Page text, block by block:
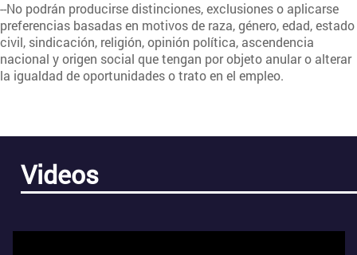
--No podrán producirse distinciones, exclusiones o aplicarse
preferencias basadas en motivos de raza, género, edad, estado
civil, sindicación, religión, opinión política, ascendencia
nacional y origen social que tengan por objeto anular o alterar
la igualdad de oportunidades o trato en el empleo.
Videos